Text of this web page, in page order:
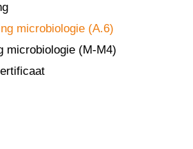
microbiologie (A.6)
microbiologie (M-M4)